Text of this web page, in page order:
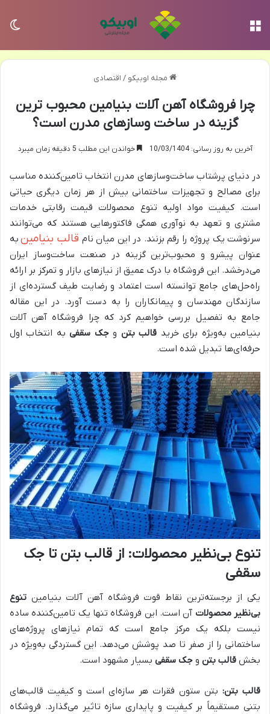
مجله اوبیکو / اقتصادی
چرا فروشگاه آهن آلات بنیامین محبوب ترین
گزینه در ساخت وسازهای مدرن است؟
آخرین به روز رسانی: 10/03/1404 خواندن این مطلب 5 دقیقه زمان میبرد
در دنیای پرشتاب ساخت‌وسازهای مدرن انتخاب تامین‌کننده مناسب
برای مصالح و تجهیزات ساختمانی بیش از هر زمان دیگری حیاتی
است. کیفیت مواد اولیه تنوع محصولات قیمت رقابتی خدمات
مشتری و تعهد به نوآوری همگی فاکتورهایی هستند که می‌توانند
سرنوشت یک پروژه را رقم بزنند. در این میان نام قالب بنیامین به
عنوان پیشرو و محبوب‌ترین گزینه در صنعت ساخت‌وساز ایران
می‌درخشد. این فروشگاه با درک عمیق از نیازهای بازار و تمرکز بر ارائه
راه‌حل‌های جامع توانسته است اعتماد و رضایت طیف گسترده‌ای از
سازندگان مهندسان و پیمانکاران را به دست آورد. در این مقاله
جامع به تفصیل بررسی خواهیم کرد که چرا فروشگاه آهن آلات
بنیامین به‌ویژه برای خرید قالب بتن وجک سقفیبه انتخاب اول
حرفه‌ای‌ها تبدیل شده است.
تنوع بی‌نظیر محصولات: از قالب بتن تا جک
سقفی
یکی از برجسته‌ترین نقاط قوت فروشگاه آهن آلات بنیامین تنوع
بی‌نظیر محصولات آن است. این فروشگاه تنها یک تامین‌کننده ساده
نیست بلکه یک مرکز جامع است که تمام نیازهای پروژه‌های
ساختمانی را از صفر تا صد پوشش می‌دهد. این گستردگی به‌ویژه در
بخش قالب بتن و جک سقفی بسیار مشهود است.
قالب بتن: بتن ستون فقرات هر سازه‌ای است و کیفیت قالب‌های
بتنی مستقیماً بر کیفیت و پایداری سازه تاثیر می‌گذارد. فروشگاه